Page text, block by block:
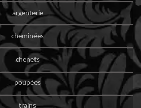
argenterie
cheminées
chenets
poupées
trains